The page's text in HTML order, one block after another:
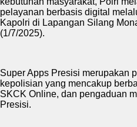
pelayanan berbasis digital
Kapolri di Lapangan Silang
(1/7/2025).
Super Apps Presisi merupakan
kepolisian yang mencakup
SKCK Online, dan pengaduan
Presisi.